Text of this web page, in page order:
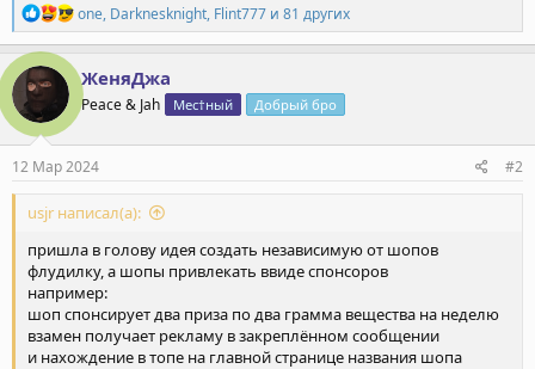
Р
е
а
к
ц
и
:
one, Darknesknight, Flint777 и 81 других
ЖеняДжа
Peace & Jah Мес†ный Добрый бро
12 Мар 2024 #2
usjr написал(а):
пришла в голову идея создать независимую от шопов
флудилку, а шопы привлекать ввиде спонсоров
например:
шоп спонсирует два приза по два грамма вещества на неделю
взамен получает рекламу в закреплённом сообщении
и нахождение в топе на главной странице названия шопа